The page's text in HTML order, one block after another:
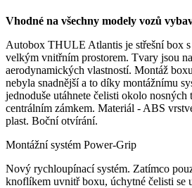
Vhodné na všechny modely vozů
Autobox THULE Atlantis je střešní box
velkým vnitřním prostorem. Tvary jsou
aerodynamických vlastností. Montáž
nebyla snadnější a to díky montážnímu
jednoduše utáhnete čelisti okolo
centrálním zámkem. Materiál - ABS
plast. Boční otvírání.
Montážní systém Power-Grip
Nový rychloupínací systém. Zatímco
knoflíkem uvnitř boxu, úchytné čelisti se